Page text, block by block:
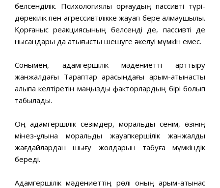
белсенділік. Психологиялық қорғаудың пассивті түрі-
дөрекілік пен агрессивтілікке жауап бере алмаушылық.
Қорғаныс реакциясының белсенді де, пассивті де
нысандары да қақтығысты шешуге әкелуі мүмкін емес.
Сонымен, адамгершілік мәдениетті арттыру
жанжалдағы Тараптар арасындағы қарым-қатынасты
қалыпқа келтіретін маңызды факторлардың бірі болып
табылады.
Оң адамгершілік сезімдер, моральдық сенім, өзінің
мінез-құлқына моральдық жауапкершілік жанжалды
жағдайлардан шығу жолдарын табуға мүмкіндік
береді.
Адамгершілік мәдениеттің рөлі оның қарым-қатынас